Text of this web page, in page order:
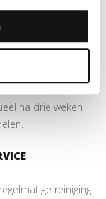
en ventilatie) een
Jatoba, Merbau
na drie weken
reiniging